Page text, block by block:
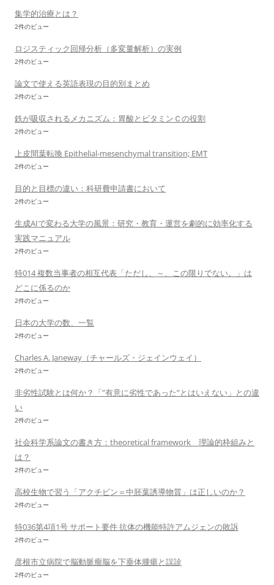
集学的治療とは？
2件のビュー
ロジスティック回帰分析（多変量解析）の実例
2件のビュー
論文で使える英語表現の目的別まとめ
2件のビュー
鉄が吸収されるメカニズム：胃酸とビタミンＣの役割
2件のビュー
上皮間葉転換 Epithelial-mesenchymal transition; EMT
2件のビュー
目的と目標の違い：科研費申請書において
2件のビュー
生成AIで変わる大学の風景：研究・教育・運営を劇的に効率化する
実践マニュアル
2件のビュー
特014 複数当事者の相互代表「ただし、～、この限りでない。」は
どこに係るのか
2件のビュー
日本の大学の数、一覧
2件のビュー
Charles A. Janeway（チャールズ・ジェインウェイ）
2件のビュー
非劣性試験とは何か？「”有意に劣性であった”とはいえない」との違
い
2件のビュー
社会科学系論文の書き方：theoretical framework 理論的枠組みと
は？
2件のビュー
高校生物で習う「アクチビン＝中胚葉誘導物質」は正しいのか？
2件のビュー
特036第4項1号 サポート要件 抗体の機能特許アムジェンの敗訴
2件のビュー
彦根市立病院で脳動脈瘤脳を下垂体腫瘍と誤診
2件のビュー